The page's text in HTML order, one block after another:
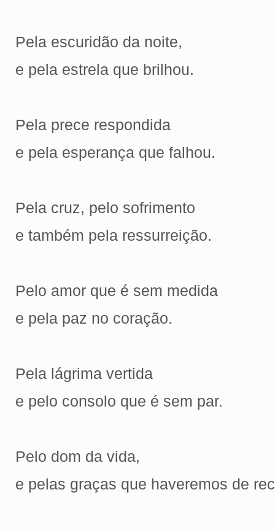
Pela escuridão da noite,
e pela estrela que brilhou.
Pela prece respondida
e pela esperança que falhou.
Pela cruz, pelo sofrimento
e também pela ressurreição.
Pelo amor que é sem medida
e pela paz no coração.
Pela lágrima vertida
e pelo consolo que é sem par.
Pelo dom da vida,
e pelas graças que haveremos de